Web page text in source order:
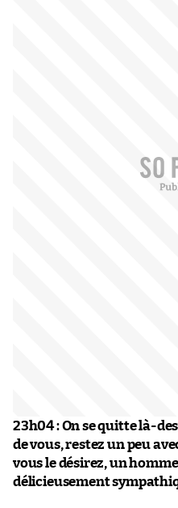
23h04 :On se quitte là-
de vous, restez un peu
vous le désirez, un
délicieusement